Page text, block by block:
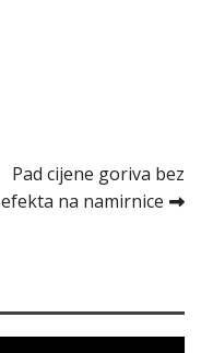
Pad cijene goriva bez
efekta na namirnice